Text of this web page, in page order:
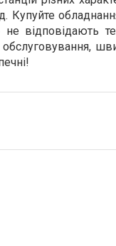
відповідають
обслуговування,